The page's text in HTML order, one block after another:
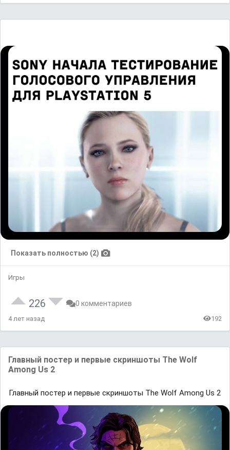
Показать полностью (2)
Игры
226 0 комментариев
4 лет назад 192
Главный постер и первые скриншоты The Wolf
Among Us 2
Главный постер и первые скриншоты The Wolf Among Us 2